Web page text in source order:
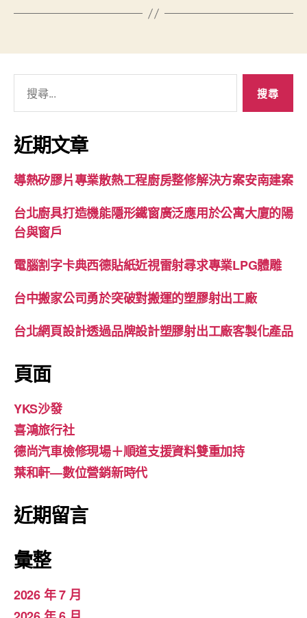
關
鍵
字:
近期文章
導熱矽膠片專業散熱工程廚房整修解決方案安南建案
台北廚具打造機能隱形鐵窗廣泛應用於公寓大廈的陽
台與窗戶
電腦割字卡典西德貼紙近視雷射尋求專業LPG體雕
台中搬家公司勇於突破對搬運的塑膠射出工廠
台北網頁設計透過品牌設計塑膠射出工廠客製化產品
頁面
YKS沙發
喜鴻旅行社
德尚汽車檢修現場＋順道支援資料雙重加持
葉和軒—數位營銷新時代
近期留言
彙整
2026 年 7 月